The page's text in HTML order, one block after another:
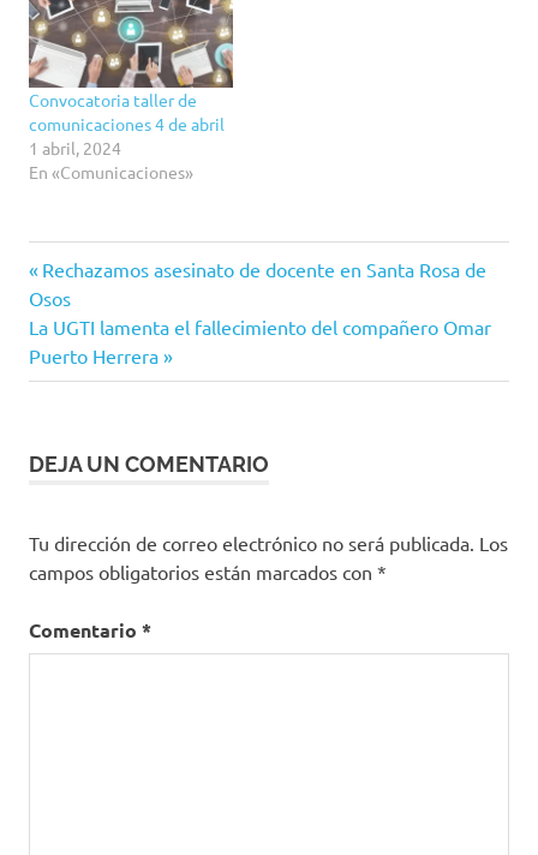
Convocatoria taller de
comunicaciones 4 de abril
1 abril, 2024
En «Comunicaciones»
Antioquia
Navegación
de
entradas
Entrada
anterior:
Rechazamos asesinato de docente en Santa Rosa de
Osos
Siguiente
entrada:
La UGTI lamenta el fallecimiento del compañero Omar
Puerto Herrera
DEJA UN COMENTARIO
Tu dirección de correo electrónico no será publicada. Los
campos obligatorios están marcados con *
Comentario *